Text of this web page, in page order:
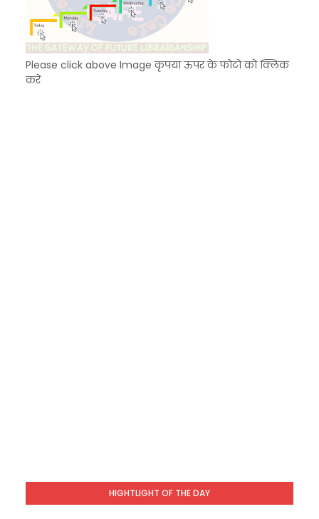
Please click above Image कृपया ऊपर के फोटो को क्लिक
करें
HIGHTLIGHT OF THE DAY